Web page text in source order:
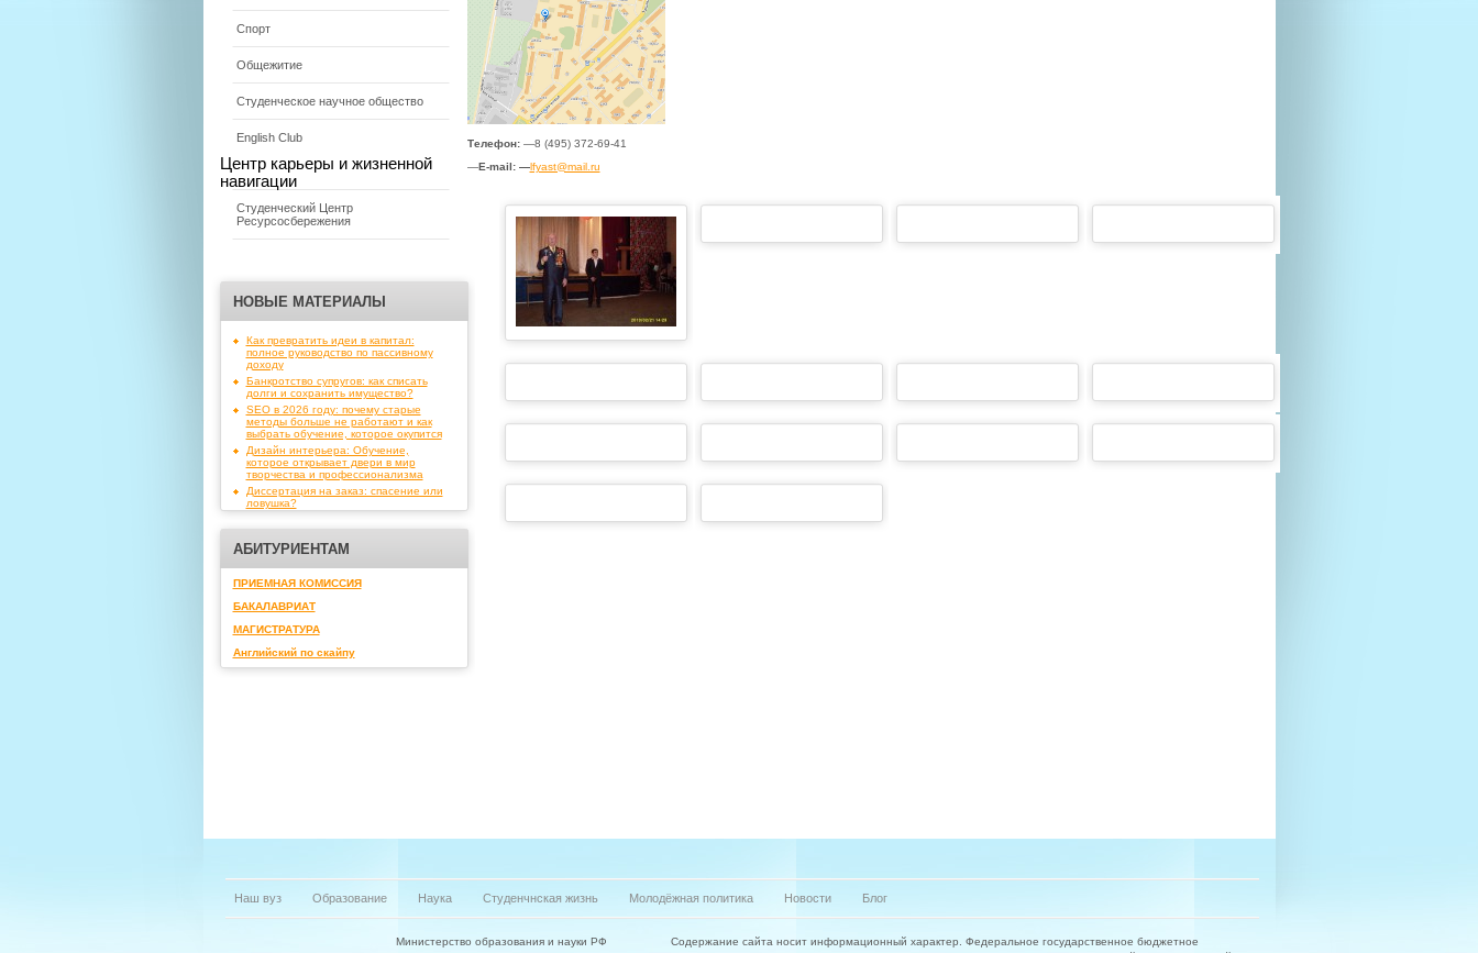
Спорт
Общежитие
Студенческое научное общество
English Club
Центр карьеры и жизненной
навигации
Студенческий Центр
Ресурсосбережения
НОВЫЕ МАТЕРИАЛЫ
Как превратить идеи в капитал:
полное руководство по пассивному
доходу
Банкротство супругов: как списать
долги и сохранить имущество?
SEO в 2026 году: почему старые
методы больше не работают и как
выбрать обучение, которое окупится
Дизайн интерьера: Обучение,
которое открывает двери в мир
творчества и профессионализма
Диссертация на заказ: спасение или
ловушка?
АБИТУРИЕНТАМ
ПРИЕМНАЯ КОМИССИЯ
БАКАЛАВРИАТ
МАГИСТРАТУРА
Английский по скайпу
Телефон:—8 (495) 372-69-41
—E-mail: —lfyast@mail.ru
Наш вуз Образование Наука Студенчнская жизнь Молодёжная политика Новости Блог
Министерство образования и науки РФ
Содержание сайта носит информационный характер. Федеральное государственное бюджетное